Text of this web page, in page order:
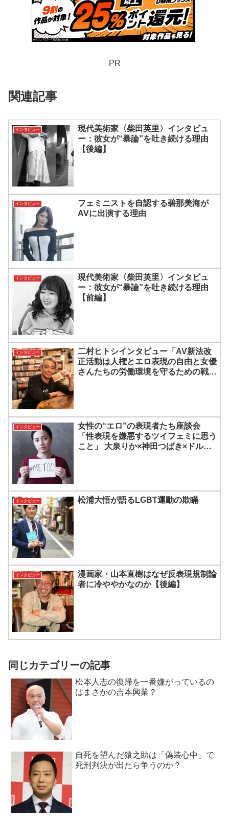
PR
関連記事
インタビュー
現代美術家〈柴田英里〉インタビュ
ー：彼女が“暴論”を吐き続ける理由
【後編】
インタビュー
フェミニストを自認する碧那美海が
AVに出演する理由
インタビュー
現代美術家〈柴田英里〉インタビュ
ー：彼女が“暴論”を吐き続ける理由
【前編】
インタビュー
二村ヒトシインタビュー「AV新法改
正活動は人権とエロ表現の自由と女優
さんたちの労働環境を守るための戦い
インタビュー
女性の“エロ”の表現者たち座談会
「性表現を嫌悪するツイフェミに思う
こと」 大泉りか×神田つばき×ドルシ
インタビュー 松浦大悟が語るLGBT運動の欺瞞
インタビュー
漫画家・山本直樹はなぜ反表現規制論
者に冷ややかなのか【後編】
同じカテゴリーの記事
松本人志の復帰を一番嫌がっているの
はまさかの吉本興業？
自死を望んだ猿之助は「偽装心中」で
死刑判決が出たら争うのか？